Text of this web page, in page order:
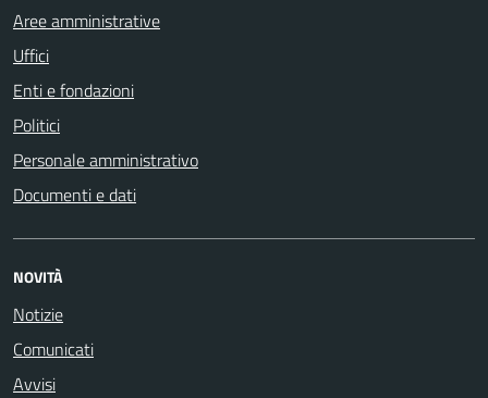
Aree amministrative
Uffici
Enti e fondazioni
Politici
Personale amministrativo
Documenti e dati
NOVITÀ
Notizie
Comunicati
Avvisi